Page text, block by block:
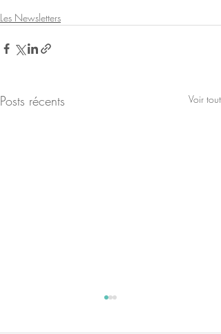
Les Newsletters
Posts récents Voir tout